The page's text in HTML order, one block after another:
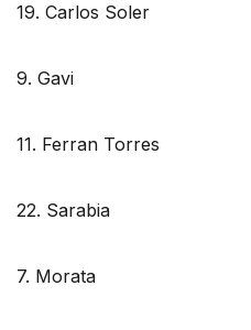
19. Carlos Soler
9. Gavi
11. Ferran Torres
22. Sarabia
7. Morata